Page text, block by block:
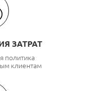
телефонные (RJ11) TWT
ЗАТРАТ
политика
клиентам